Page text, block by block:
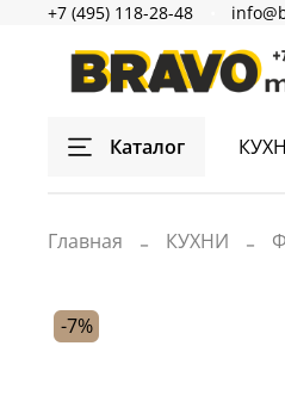
+7 (495) 118-28-48
Каталог
Главная КУХНИ
-7%